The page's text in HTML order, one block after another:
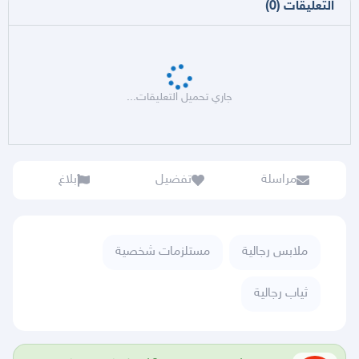
التعليقات (
0
)
جاري تحميل التعليقات...
مراسلة تفضيل بلاغ
ملابس رجالية مستلزمات شخصية
ثياب رجالية